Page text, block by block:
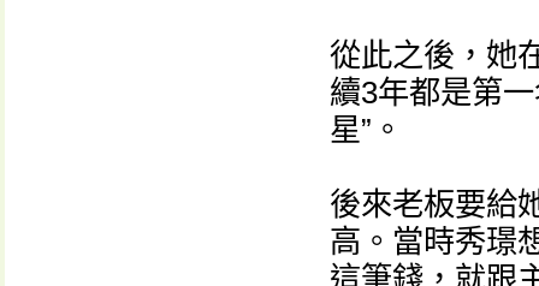
從此之後，她
續3年都是第
星”。
後來老板要給
高。當時秀璟
這筆錢，就跟